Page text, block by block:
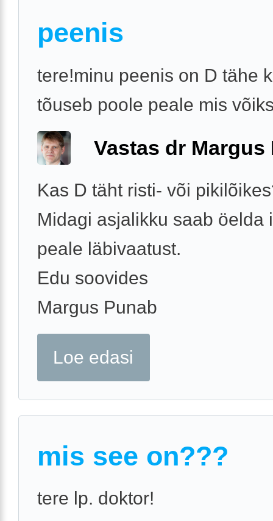
peenis
tere!minu peenis on D tähe
tõuseb poole peale mis
Vastas dr Margus
Kas D täht risti- või
Midagi asjalikku saab öelda
peale läbivaatust.
Edu soovides
Margus Punab
Loe edasi
mis see on???
tere lp. doktor!